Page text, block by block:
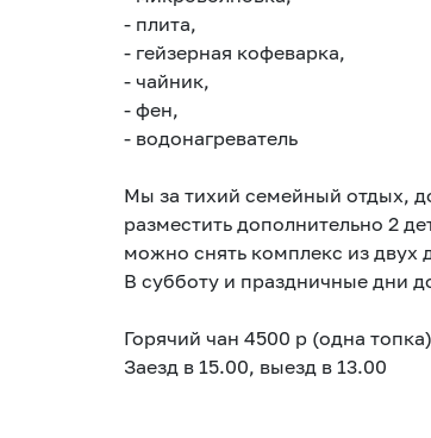
- плита,
- гейзерная кофеварка,
- чайник,
- фен,
- водонагреватель
Мы за тихий семейный отдых,
разместить дополнительно 2
можно снять комплекс из двух
В субботу и праздничные дни
Горячий чан 4500 р (одна
Заезд в 15.00, выезд в 13.00